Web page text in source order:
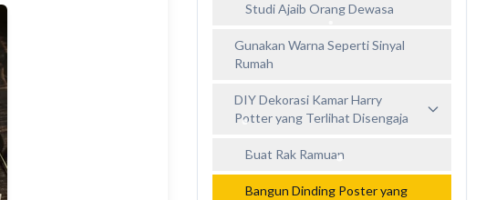
Studi Ajaib Orang Dewasa
Gunakan Warna Seperti Sinyal
Rumah
DIY Dekorasi Kamar Harry
Potter yang Terlihat Disengaja
Buat Rak Ramuan
Bangun Dinding Poster yang